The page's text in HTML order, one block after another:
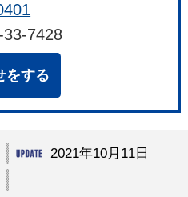
33-7428
をする
2021年10月11日